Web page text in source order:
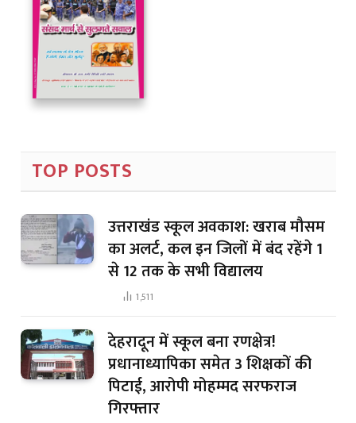
TOP POSTS
उत्तराखंड स्कूल अवकाश: खराब मौसम
का अलर्ट, कल इन जिलों में बंद रहेंगे 1
से 12 तक के सभी विद्यालय
1,511
देहरादून में स्कूल बना रणक्षेत्र!
प्रधानाध्यापिका समेत 3 शिक्षकों की
पिटाई, आरोपी मोहम्मद सरफराज
गिरफ्तार